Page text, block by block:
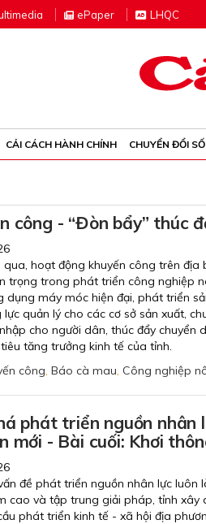
ePaper LHQC
CẢI CÁCH HÀNH CHÍNH CHUYỂN ĐỔI SỐ
công - “Đòn bẩy” thúc
qua, hoạt động khuyến công trên
trọng trong phát triển công nghiệp
dụng máy móc hiện đại, phát triển
lực quản lý cho các cơ sở sản xuất,
cho người dân, thúc đẩy chuyển
tăng trưởng kinh tế của tỉnh.
công, Báo cà mau, Công nghiệp
phát triển nguồn nhân
mới - Bài cuối: Khơi
đề phát triển nguồn nhân lực luôn
cao và tập trung giải pháp, tỉnh xây
phát triển kinh tế - xã hội địa